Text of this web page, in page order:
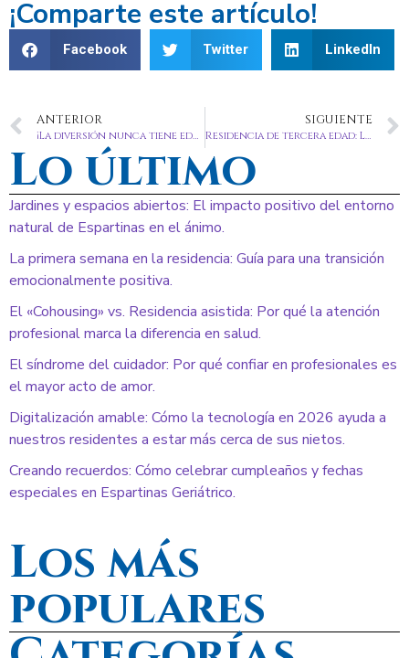
¡Comparte este artículo!
Facebook Twitter LinkedIn
ANTERIOR
¡La diversión nunca tiene edad! Actividades para alegrar el día en una residencia de ancianos
SIGUIENTE
Residencia de tercera edad: Lo más importante
Lo último
Jardines y espacios abiertos: El impacto positivo del entorno
natural de Espartinas en el ánimo.
La primera semana en la residencia: Guía para una transición
emocionalmente positiva.
El «Cohousing» vs. Residencia asistida: Por qué la atención
profesional marca la diferencia en salud.
El síndrome del cuidador: Por qué confiar en profesionales es
el mayor acto de amor.
Digitalización amable: Cómo la tecnología en 2026 ayuda a
nuestros residentes a estar más cerca de sus nietos.
Creando recuerdos: Cómo celebrar cumpleaños y fechas
especiales en Espartinas Geriátrico.
Los más
populares